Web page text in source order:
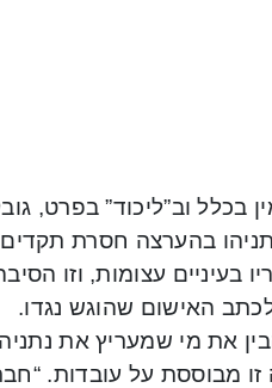
בכלל וב”ליכוד” בפרט,
בהערצה חסרת
עצומות, וזו
האישום שהוגש נגדו.
את מי שמעריץ את
מבוססת על עובדות.